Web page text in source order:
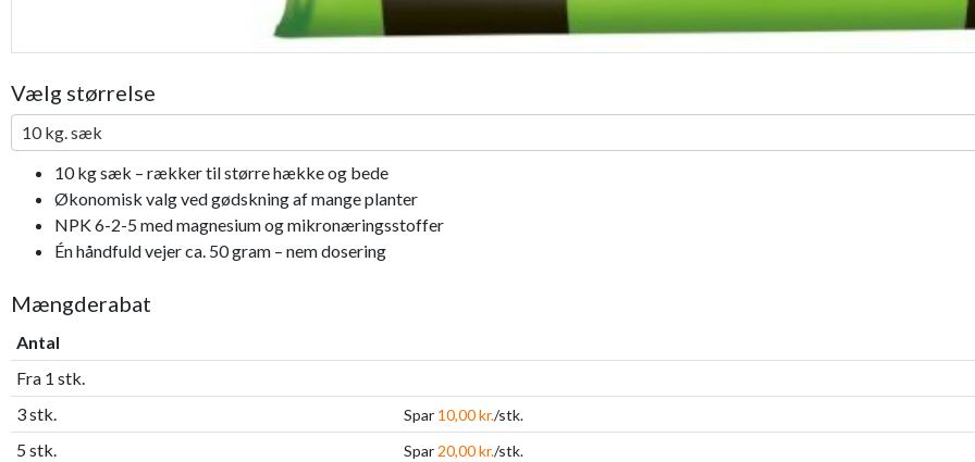
Vælg størrelse
10 kg. sæk
10 kg sæk – rækker til større hække og bede
Økonomisk valg ved gødskning af mange planter
NPK 6-2-5 med magnesium og mikronæringsstoffer
Én håndfuld vejer ca. 50 gram – nem dosering
Mængderabat
Antal
Fra 1 stk.
3 stk.
Spar 10,00 kr./stk.
5 stk. Spar 20,00 kr./stk.